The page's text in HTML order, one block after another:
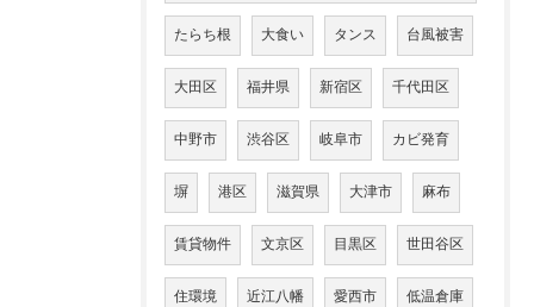
たらち根 大食い タンス 台風被害
大田区 福井県 新宿区 千代田区
中野市 渋谷区 岐阜市 カビ発育
塀 港区 滋賀県 大津市 麻布
賃貸物件 文京区 目黒区 世田谷区
住環境 近江八幡 愛西市 低温倉庫